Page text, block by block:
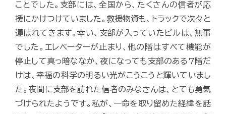
ことでした。支部には、全国から、たくさんの信者が応
援にかけつけていました。救援物資も、トラックで次々と
運ばれてきます。幸い、支部が入っていたビルは、無事
でした。エレベーターが止まり、他の階はすべて機能が
停止して真っ暗ななか、夜になっても支部のある7階だ
けは、幸福の科学の明るい光がこうこうと輝いていまし
た。夜間に支部を訪れた信者のみなさんは、とても勇気
づけられたようです。私が、一命を取り留めた経緯を話